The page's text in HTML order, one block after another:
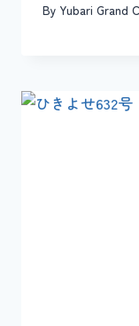
By Yubari Grand